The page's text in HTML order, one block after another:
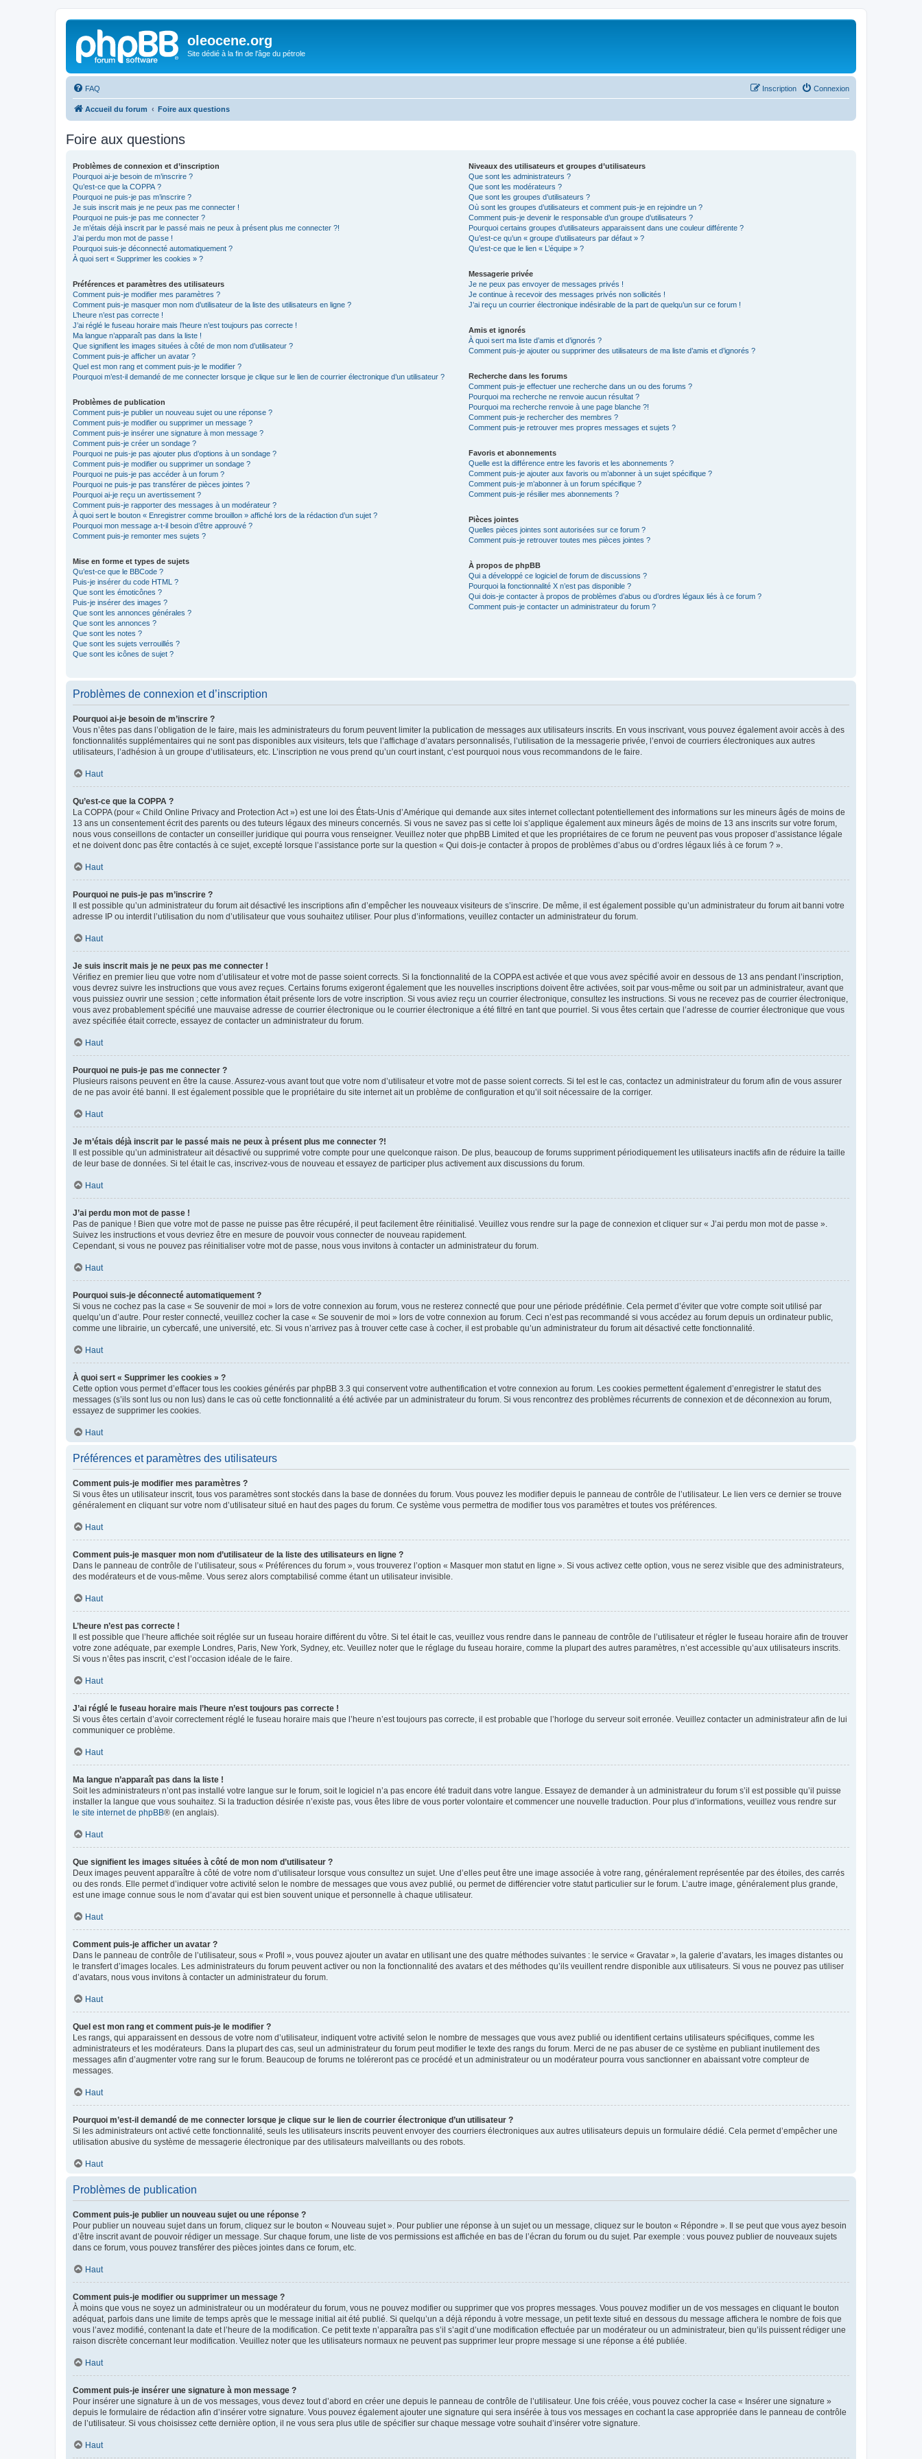
oleocene.org
Site dédié à la fin de l'âge du pétrole
FAQ Connexion
Inscription
Accueil du forum Foire aux questions
Foire aux questions
Problèmes de connexion et d’inscription
Pourquoi ai-je besoin de m’inscrire ?
Qu’est-ce que la COPPA ?
Pourquoi ne puis-je pas m’inscrire ?
Je suis inscrit mais je ne peux pas me connecter !
Pourquoi ne puis-je pas me connecter ?
Je m’étais déjà inscrit par le passé mais ne peux à présent plus me connecter ?!
J’ai perdu mon mot de passe !
Pourquoi suis-je déconnecté automatiquement ?
À quoi sert « Supprimer les cookies » ?
Préférences et paramètres des utilisateurs
Comment puis-je modifier mes paramètres ?
Comment puis-je masquer mon nom d’utilisateur de la liste des utilisateurs en ligne ?
L’heure n’est pas correcte !
J’ai réglé le fuseau horaire mais l’heure n’est toujours pas correcte !
Ma langue n’apparaît pas dans la liste !
Que signifient les images situées à côté de mon nom d’utilisateur ?
Comment puis-je afficher un avatar ?
Quel est mon rang et comment puis-je le modifier ?
Pourquoi m’est-il demandé de me connecter lorsque je clique sur le lien de courrier électronique d’un utilisateur ?
Problèmes de publication
Comment puis-je publier un nouveau sujet ou une réponse ?
Comment puis-je modifier ou supprimer un message ?
Comment puis-je insérer une signature à mon message ?
Comment puis-je créer un sondage ?
Pourquoi ne puis-je pas ajouter plus d’options à un sondage ?
Comment puis-je modifier ou supprimer un sondage ?
Pourquoi ne puis-je pas accéder à un forum ?
Pourquoi ne puis-je pas transférer de pièces jointes ?
Pourquoi ai-je reçu un avertissement ?
Comment puis-je rapporter des messages à un modérateur ?
À quoi sert le bouton « Enregistrer comme brouillon » affiché lors de la rédaction d’un sujet ?
Pourquoi mon message a-t-il besoin d’être approuvé ?
Comment puis-je remonter mes sujets ?
Mise en forme et types de sujets
Qu’est-ce que le BBCode ?
Puis-je insérer du code HTML ?
Que sont les émoticônes ?
Puis-je insérer des images ?
Que sont les annonces générales ?
Que sont les annonces ?
Que sont les notes ?
Que sont les sujets verrouillés ?
Que sont les icônes de sujet ?
Niveaux des utilisateurs et groupes d’utilisateurs
Que sont les administrateurs ?
Que sont les modérateurs ?
Que sont les groupes d’utilisateurs ?
Où sont les groupes d’utilisateurs et comment puis-je en rejoindre un ?
Comment puis-je devenir le responsable d’un groupe d’utilisateurs ?
Pourquoi certains groupes d’utilisateurs apparaissent dans une couleur différente ?
Qu’est-ce qu’un « groupe d’utilisateurs par défaut » ?
Qu’est-ce que le lien « L’équipe » ?
Messagerie privée
Je ne peux pas envoyer de messages privés !
Je continue à recevoir des messages privés non sollicités !
J’ai reçu un courrier électronique indésirable de la part de quelqu’un sur ce forum !
Amis et ignorés
À quoi sert ma liste d’amis et d’ignorés ?
Comment puis-je ajouter ou supprimer des utilisateurs de ma liste d’amis et d’ignorés ?
Recherche dans les forums
Comment puis-je effectuer une recherche dans un ou des forums ?
Pourquoi ma recherche ne renvoie aucun résultat ?
Pourquoi ma recherche renvoie à une page blanche ?!
Comment puis-je rechercher des membres ?
Comment puis-je retrouver mes propres messages et sujets ?
Favoris et abonnements
Quelle est la différence entre les favoris et les abonnements ?
Comment puis-je ajouter aux favoris ou m’abonner à un sujet spécifique ?
Comment puis-je m’abonner à un forum spécifique ?
Comment puis-je résilier mes abonnements ?
Pièces jointes
Quelles pièces jointes sont autorisées sur ce forum ?
Comment puis-je retrouver toutes mes pièces jointes ?
À propos de phpBB
Qui a développé ce logiciel de forum de discussions ?
Pourquoi la fonctionnalité X n’est pas disponible ?
Qui dois-je contacter à propos de problèmes d’abus ou d’ordres légaux liés à ce forum ?
Comment puis-je contacter un administrateur du forum ?
Problèmes de connexion et d’inscription
Pourquoi ai-je besoin de m’inscrire ?
Vous n’êtes pas dans l’obligation de le faire, mais les administrateurs du forum peuvent limiter la publication de messages aux utilisateurs inscrits. En vous inscrivant, vous pouvez également avoir accès à des
fonctionnalités supplémentaires qui ne sont pas disponibles aux visiteurs, tels que l’affichage d’avatars personnalisés, l’utilisation de la messagerie privée, l’envoi de courriers électroniques aux autres
utilisateurs, l’adhésion à un groupe d’utilisateurs, etc. L’inscription ne vous prend qu’un court instant, c’est pourquoi nous vous recommandons de le faire.
Haut
Qu’est-ce que la COPPA ?
La COPPA (pour « Child Online Privacy and Protection Act ») est une loi des États-Unis d’Amérique qui demande aux sites internet collectant potentiellement des informations sur les mineurs âgés de moins de
13 ans un consentement écrit des parents ou des tuteurs légaux des mineurs concernés. Si vous ne savez pas si cette loi s’applique également aux mineurs âgés de moins de 13 ans inscrits sur votre forum,
nous vous conseillons de contacter un conseiller juridique qui pourra vous renseigner. Veuillez noter que phpBB Limited et que les propriétaires de ce forum ne peuvent pas vous proposer d’assistance légale
et ne doivent donc pas être contactés à ce sujet, excepté lorsque l’assistance porte sur la question « Qui dois-je contacter à propos de problèmes d’abus ou d’ordres légaux liés à ce forum ? ».
Haut
Pourquoi ne puis-je pas m’inscrire ?
Il est possible qu’un administrateur du forum ait désactivé les inscriptions afin d’empêcher les nouveaux visiteurs de s’inscrire. De même, il est également possible qu’un administrateur du forum ait banni votre
adresse IP ou interdit l’utilisation du nom d’utilisateur que vous souhaitez utiliser. Pour plus d’informations, veuillez contacter un administrateur du forum.
Haut
Je suis inscrit mais je ne peux pas me connecter !
Vérifiez en premier lieu que votre nom d’utilisateur et votre mot de passe soient corrects. Si la fonctionnalité de la COPPA est activée et que vous avez spécifié avoir en dessous de 13 ans pendant l’inscription,
vous devrez suivre les instructions que vous avez reçues. Certains forums exigeront également que les nouvelles inscriptions doivent être activées, soit par vous-même ou soit par un administrateur, avant que
vous puissiez ouvrir une session ; cette information était présente lors de votre inscription. Si vous aviez reçu un courrier électronique, consultez les instructions. Si vous ne recevez pas de courrier électronique,
vous avez probablement spécifié une mauvaise adresse de courrier électronique ou le courrier électronique a été filtré en tant que pourriel. Si vous êtes certain que l’adresse de courrier électronique que vous
avez spécifiée était correcte, essayez de contacter un administrateur du forum.
Haut
Pourquoi ne puis-je pas me connecter ?
Plusieurs raisons peuvent en être la cause. Assurez-vous avant tout que votre nom d’utilisateur et votre mot de passe soient corrects. Si tel est le cas, contactez un administrateur du forum afin de vous assurer
de ne pas avoir été banni. Il est également possible que le propriétaire du site internet ait un problème de configuration et qu’il soit nécessaire de la corriger.
Haut
Je m’étais déjà inscrit par le passé mais ne peux à présent plus me connecter ?!
Il est possible qu’un administrateur ait désactivé ou supprimé votre compte pour une quelconque raison. De plus, beaucoup de forums suppriment périodiquement les utilisateurs inactifs afin de réduire la taille
de leur base de données. Si tel était le cas, inscrivez-vous de nouveau et essayez de participer plus activement aux discussions du forum.
Haut
J’ai perdu mon mot de passe !
Pas de panique ! Bien que votre mot de passe ne puisse pas être récupéré, il peut facilement être réinitialisé. Veuillez vous rendre sur la page de connexion et cliquer sur « J’ai perdu mon mot de passe ».
Suivez les instructions et vous devriez être en mesure de pouvoir vous connecter de nouveau rapidement.
Cependant, si vous ne pouvez pas réinitialiser votre mot de passe, nous vous invitons à contacter un administrateur du forum.
Haut
Pourquoi suis-je déconnecté automatiquement ?
Si vous ne cochez pas la case « Se souvenir de moi » lors de votre connexion au forum, vous ne resterez connecté que pour une période prédéfinie. Cela permet d’éviter que votre compte soit utilisé par
quelqu’un d’autre. Pour rester connecté, veuillez cocher la case « Se souvenir de moi » lors de votre connexion au forum. Ceci n’est pas recommandé si vous accédez au forum depuis un ordinateur public,
comme une librairie, un cybercafé, une université, etc. Si vous n’arrivez pas à trouver cette case à cocher, il est probable qu’un administrateur du forum ait désactivé cette fonctionnalité.
Haut
À quoi sert « Supprimer les cookies » ?
Cette option vous permet d’effacer tous les cookies générés par phpBB 3.3 qui conservent votre authentification et votre connexion au forum. Les cookies permettent également d’enregistrer le statut des
messages (s’ils sont lus ou non lus) dans le cas où cette fonctionnalité a été activée par un administrateur du forum. Si vous rencontrez des problèmes récurrents de connexion et de déconnexion au forum,
essayez de supprimer les cookies.
Haut
Préférences et paramètres des utilisateurs
Comment puis-je modifier mes paramètres ?
Si vous êtes un utilisateur inscrit, tous vos paramètres sont stockés dans la base de données du forum. Vous pouvez les modifier depuis le panneau de contrôle de l’utilisateur. Le lien vers ce dernier se trouve
généralement en cliquant sur votre nom d’utilisateur situé en haut des pages du forum. Ce système vous permettra de modifier tous vos paramètres et toutes vos préférences.
Haut
Comment puis-je masquer mon nom d’utilisateur de la liste des utilisateurs en ligne ?
Dans le panneau de contrôle de l’utilisateur, sous « Préférences du forum », vous trouverez l’option « Masquer mon statut en ligne ». Si vous activez cette option, vous ne serez visible que des administrateurs,
des modérateurs et de vous-même. Vous serez alors comptabilisé comme étant un utilisateur invisible.
Haut
L’heure n’est pas correcte !
Il est possible que l’heure affichée soit réglée sur un fuseau horaire différent du vôtre. Si tel était le cas, veuillez vous rendre dans le panneau de contrôle de l’utilisateur et régler le fuseau horaire afin de trouver
votre zone adéquate, par exemple Londres, Paris, New York, Sydney, etc. Veuillez noter que le réglage du fuseau horaire, comme la plupart des autres paramètres, n’est accessible qu’aux utilisateurs inscrits.
Si vous n’êtes pas inscrit, c’est l’occasion idéale de le faire.
Haut
J’ai réglé le fuseau horaire mais l’heure n’est toujours pas correcte !
Si vous êtes certain d’avoir correctement réglé le fuseau horaire mais que l’heure n’est toujours pas correcte, il est probable que l’horloge du serveur soit erronée. Veuillez contacter un administrateur afin de lui
communiquer ce problème.
Haut
Ma langue n’apparaît pas dans la liste !
Soit les administrateurs n’ont pas installé votre langue sur le forum, soit le logiciel n’a pas encore été traduit dans votre langue. Essayez de demander à un administrateur du forum s’il est possible qu’il puisse
installer la langue que vous souhaitez. Si la traduction désirée n’existe pas, vous êtes libre de vous porter volontaire et commencer une nouvelle traduction. Pour plus d’informations, veuillez vous rendre sur
le site internet de phpBB® (en anglais).
Haut
Que signifient les images situées à côté de mon nom d’utilisateur ?
Deux images peuvent apparaître à côté de votre nom d’utilisateur lorsque vous consultez un sujet. Une d’elles peut être une image associée à votre rang, généralement représentée par des étoiles, des carrés
ou des ronds. Elle permet d’indiquer votre activité selon le nombre de messages que vous avez publié, ou permet de différencier votre statut particulier sur le forum. L’autre image, généralement plus grande,
est une image connue sous le nom d’avatar qui est bien souvent unique et personnelle à chaque utilisateur.
Haut
Comment puis-je afficher un avatar ?
Dans le panneau de contrôle de l’utilisateur, sous « Profil », vous pouvez ajouter un avatar en utilisant une des quatre méthodes suivantes : le service « Gravatar », la galerie d’avatars, les images distantes ou
le transfert d’images locales. Les administrateurs du forum peuvent activer ou non la fonctionnalité des avatars et des méthodes qu’ils veuillent rendre disponible aux utilisateurs. Si vous ne pouvez pas utiliser
d’avatars, nous vous invitons à contacter un administrateur du forum.
Haut
Quel est mon rang et comment puis-je le modifier ?
Les rangs, qui apparaissent en dessous de votre nom d’utilisateur, indiquent votre activité selon le nombre de messages que vous avez publié ou identifient certains utilisateurs spécifiques, comme les
administrateurs et les modérateurs. Dans la plupart des cas, seul un administrateur du forum peut modifier le texte des rangs du forum. Merci de ne pas abuser de ce système en publiant inutilement des
messages afin d’augmenter votre rang sur le forum. Beaucoup de forums ne toléreront pas ce procédé et un administrateur ou un modérateur pourra vous sanctionner en abaissant votre compteur de
messages.
Haut
Pourquoi m’est-il demandé de me connecter lorsque je clique sur le lien de courrier électronique d’un utilisateur ?
Si les administrateurs ont activé cette fonctionnalité, seuls les utilisateurs inscrits peuvent envoyer des courriers électroniques aux autres utilisateurs depuis un formulaire dédié. Cela permet d’empêcher une
utilisation abusive du système de messagerie électronique par des utilisateurs malveillants ou des robots.
Haut
Problèmes de publication
Comment puis-je publier un nouveau sujet ou une réponse ?
Pour publier un nouveau sujet dans un forum, cliquez sur le bouton « Nouveau sujet ». Pour publier une réponse à un sujet ou un message, cliquez sur le bouton « Répondre ». Il se peut que vous ayez besoin
d’être inscrit avant de pouvoir rédiger un message. Sur chaque forum, une liste de vos permissions est affichée en bas de l’écran du forum ou du sujet. Par exemple : vous pouvez publier de nouveaux sujets
dans ce forum, vous pouvez transférer des pièces jointes dans ce forum, etc.
Haut
Comment puis-je modifier ou supprimer un message ?
À moins que vous ne soyez un administrateur ou un modérateur du forum, vous ne pouvez modifier ou supprimer que vos propres messages. Vous pouvez modifier un de vos messages en cliquant le bouton
adéquat, parfois dans une limite de temps après que le message initial ait été publié. Si quelqu’un a déjà répondu à votre message, un petit texte situé en dessous du message affichera le nombre de fois que
vous l’avez modifié, contenant la date et l’heure de la modification. Ce petit texte n’apparaîtra pas s’il s’agit d’une modification effectuée par un modérateur ou un administrateur, bien qu’ils puissent rédiger une
raison discrète concernant leur modification. Veuillez noter que les utilisateurs normaux ne peuvent pas supprimer leur propre message si une réponse a été publiée.
Haut
Comment puis-je insérer une signature à mon message ?
Pour insérer une signature à un de vos messages, vous devez tout d’abord en créer une depuis le panneau de contrôle de l’utilisateur. Une fois créée, vous pouvez cocher la case « Insérer une signature »
depuis le formulaire de rédaction afin d’insérer votre signature. Vous pouvez également ajouter une signature qui sera insérée à tous vos messages en cochant la case appropriée dans le panneau de contrôle
de l’utilisateur. Si vous choisissez cette dernière option, il ne vous sera plus utile de spécifier sur chaque message votre souhait d’insérer votre signature.
Haut